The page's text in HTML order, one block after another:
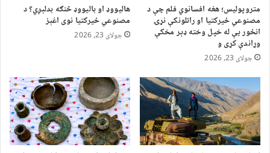
متروپولیس؛ هغه افسانوي فلم چې د
مصنوعي ځیرکتیا او راتلونکې نړۍ
انځور یې له خپل وخته ډېر مخکې
وړاندې کړی و
جولای 23, 2026
هالیووډ او بالیووډ څنګه بدلېږي؟ د
مصنوعي ځیرکتیا نوی اغېز
جولای 23, 2026